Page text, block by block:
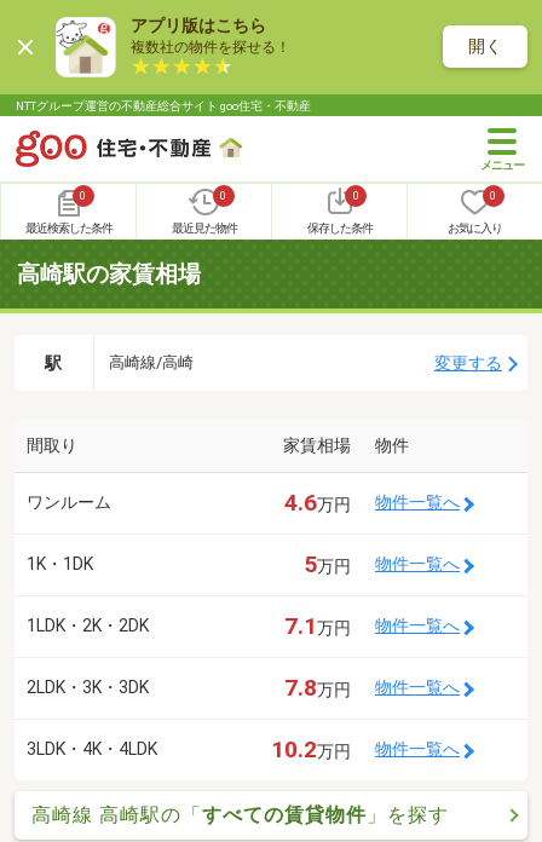
アプリ版はこちら
複数社の物件を探せる！ 開く
NTTグループ運営の不動産総合サイト goo住宅・不動産
0
最近検索した条件
0
最近見た物件
0
保存した条件
0
お気に入り
高崎駅の家賃相場
駅 高崎線/高崎 変更する
間取り 家賃相場 物件
ワンルーム 4.6万円 物件一覧へ
1K・1DK 5万円 物件一覧へ
1LDK・2K・2DK 7.1万円 物件一覧へ
2LDK・3K・3DK 7.8万円 物件一覧へ
3LDK・4K・4LDK 10.2万円 物件一覧へ
高崎線 高崎駅の「すべての賃貸物件 」を探す